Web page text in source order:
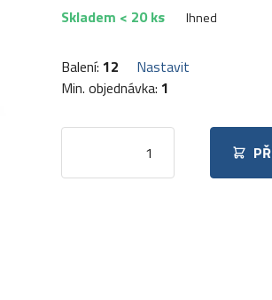
Skladem < 20 ks Ihned
Balení: 12
Nastavit
Min. objednávka: 1